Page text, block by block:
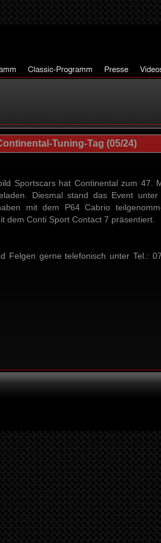
Tuning-Tag (05/24)
Sportscars hat Continental zum 47.
Diesmal stand das Event unter
mit dem P64 Cabrio
dem Conti Sport Contact 7 präsentiert.
Felgen gerne telefonisch unter Tel.: